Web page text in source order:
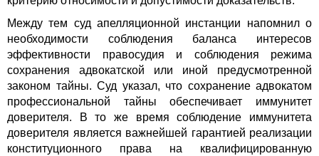
Между тем суд апелляционной инстанции напомнил о
необходимости соблюдения баланса интересов
эффективности правосудия и соблюдения режима
сохранения адвокатской или иной предусмотренной
законом тайны. Суд указал, что сохранение адвокатом
профессиональной тайны обеспечивает иммунитет
доверителя. В то же время соблюдение иммунитета
доверителя является важнейшей гарантией реализации
конституционного права на квалифицированную